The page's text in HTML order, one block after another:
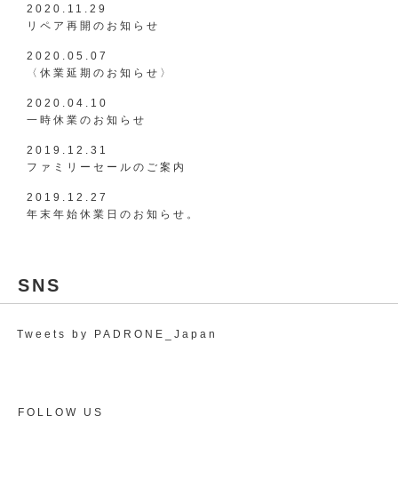
2020.11.29
リペア再開のお知らせ
2020.05.07
〈休業延期のお知らせ〉
2020.04.10
一時休業のお知らせ
2019.12.31
ファミリーセールのご案内
2019.12.27
年末年始休業日のお知らせ。
SNS
Tweets by PADRONE_Japan
FOLLOW US